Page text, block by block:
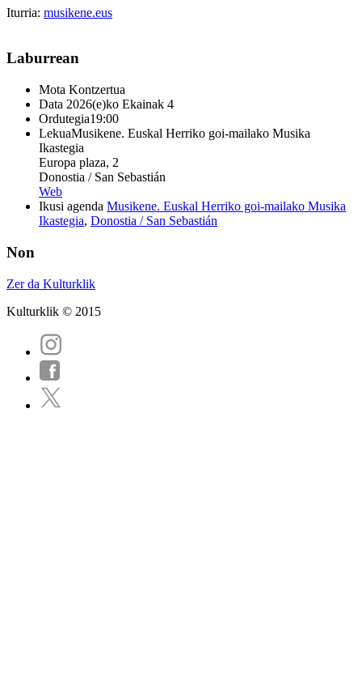
Iturria: musikene.eus
Laburrean
Mota Kontzertua
Data 2026(e)ko Ekainak 4
Ordutegia19:00
LekuaMusikene. Euskal Herriko goi-mailako Musika
Ikastegia
Europa plaza, 2
Donostia / San Sebastián
Web
Ikusi agenda Musikene. Euskal Herriko goi-mailako Musika
Ikastegia, Donostia / San Sebastián
Non
Zer da Kulturklik
Kulturklik © 2015